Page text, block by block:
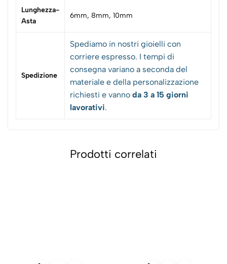
Lunghezza-
Asta
6mm, 8mm, 10mm
Spedizione
Spediamo in nostri gioielli con
corriere espresso. I tempi di
consegna variano a seconda del
materiale e della personalizzazione
richiesti e vanno da 3 a 15 giorni
lavorativi.
Prodotti correlati